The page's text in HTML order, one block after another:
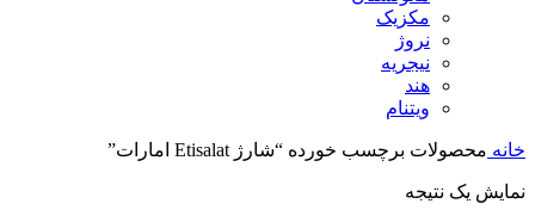
مکزیک
نروژ
نیجریه
هند
ویتنام
خانه محصولات برچسب خورده “شارژ Etisalat امارات”
نمایش یک نتیجه